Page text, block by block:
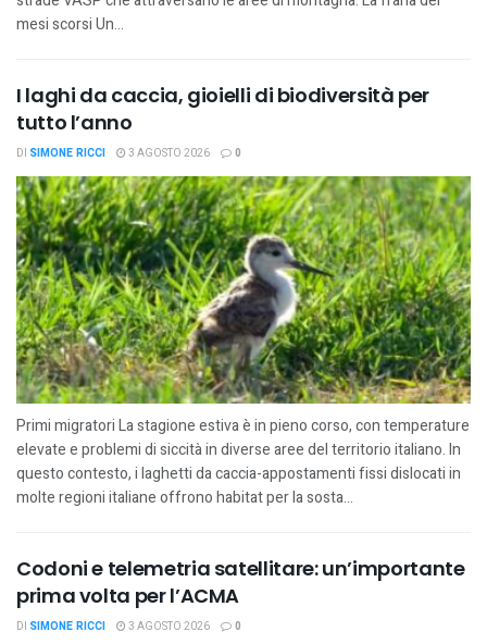
mesi scorsi Un...
I laghi da caccia, gioielli di biodiversità per
tutto l’anno
DI SIMONE RICCI 3 AGOSTO 2026 0
Primi migratori La stagione estiva è in pieno corso, con temperature
elevate e problemi di siccità in diverse aree del territorio italiano. In
questo contesto, i laghetti da caccia-appostamenti fissi dislocati in
molte regioni italiane offrono habitat per la sosta...
Codoni e telemetria satellitare: un’importante
prima volta per l’ACMA
DI SIMONE RICCI 3 AGOSTO 2026 0